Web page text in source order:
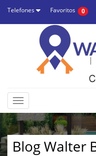
Telefones Favoritos 0
Toggle
navigation
Blog Walter